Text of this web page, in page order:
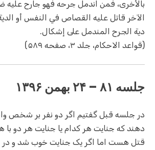
بالأخرى، فمن اندمل جرحه فهو جارح عليه
الآخر قاتل عليه القصاص في النفس أو
دية الجرح المندمل على إشكال.
(قواعد الاحکام، جلد ۳، صفحه ۵۸۹)
جلسه ۸۱ – ۲۴ بهمن ۱۳۹۶
در جلسه قبل گفتیم اگر دو نفر بر شخص
دهند که جنایت هر کدام یا جنایت هر دو با
قتل هست اما اگر یک جنایت خوب شد و در